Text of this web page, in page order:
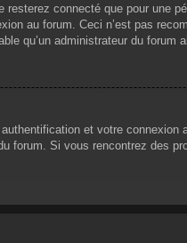
connecté que pour une
au forum. Ceci n’est pas
qu’un administrateur du forum
et votre
Si vous rencontrez des